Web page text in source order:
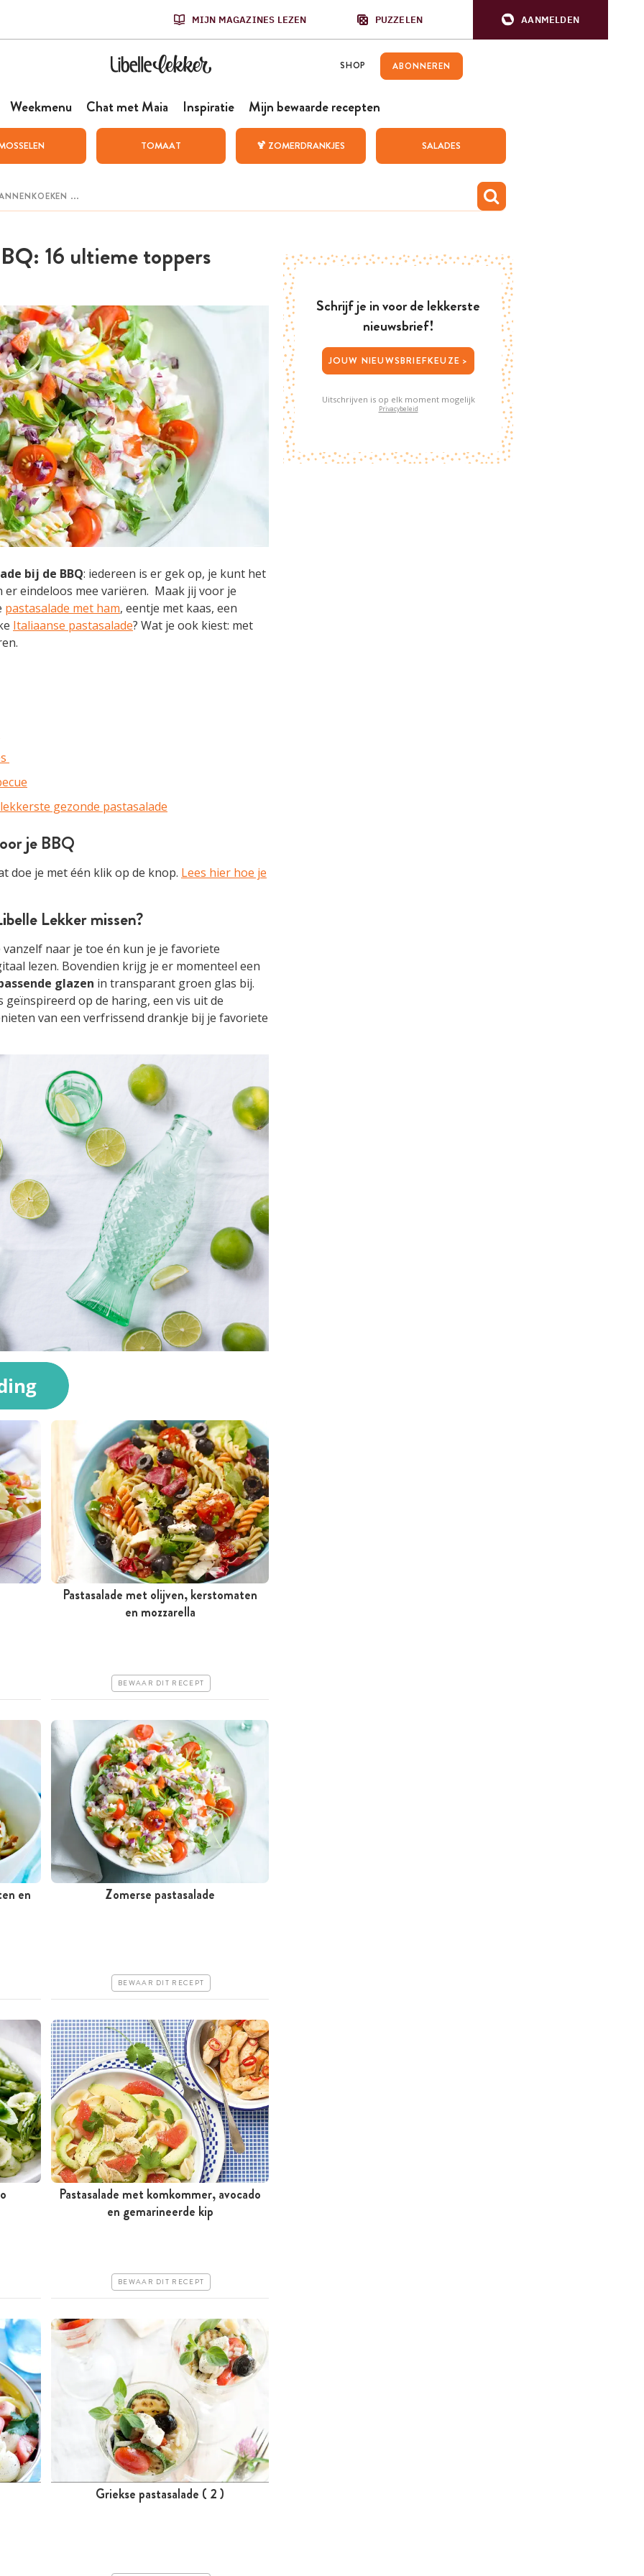
MIJN MAGAZINES LEZEN PUZZELEN AANMELDEN
SHOP ABONNEREN
Weekmenu Chat met Maia Inspiratie Mijn bewaarde recepten
TOMAAT 🍹 ZOMERDRANKJES SALADES
16 ultieme toppers
bij de BBQ: iedereen is er gek op, je kunt het
er eindeloos mee variëren. Maak jij voor je
pastasalade met ham, eentje met kaas, een
Italiaanse pastasalade? Wat je ook kiest: met
gezonde pastasalade
je BBQ
doe je met één klik op de knop. Lees hier hoe je
Lekker missen?
vanzelf naar je toe én kun je je favoriete
lezen. Bovendien krijg je er momenteel een
glazen in transparant groen glas bij.
geïnspireerd op de haring, een vis uit de
van een verfrissend drankje bij je favoriete
Minder dan 30 minuten
Pastasalade met olijven, kerstomaten
en mozzarella
BEWAAR DIT RECEPT
en
Zomerse pastasalade
BEWAAR DIT RECEPT
Tussen 30 minuten en 1 uur
Pastasalade met komkommer, avocado
en gemarineerde kip
BEWAAR DIT RECEPT
Griekse pastasalade ( 2 )
Schrijf je in voor de lekkerste
nieuwsbrief!
JOUW NIEUWSBRIEFKEUZE >
Uitschrijven is op elk moment mogelijk
Privacybeleid